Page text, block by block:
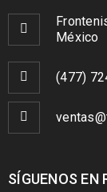
México
(477)
SÍGUENOS EN